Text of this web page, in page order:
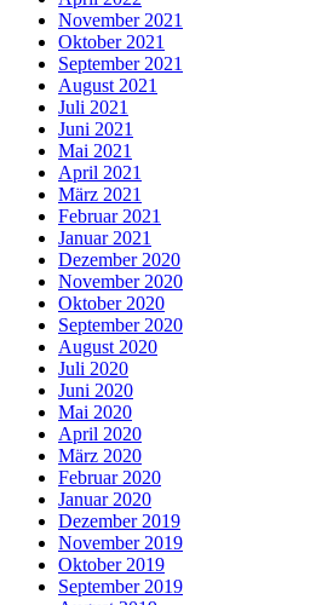
November 2021
Oktober 2021
September 2021
August 2021
Juli 2021
Juni 2021
Mai 2021
April 2021
März 2021
Februar 2021
Januar 2021
Dezember 2020
November 2020
Oktober 2020
September 2020
August 2020
Juli 2020
Juni 2020
Mai 2020
April 2020
März 2020
Februar 2020
Januar 2020
Dezember 2019
November 2019
Oktober 2019
September 2019